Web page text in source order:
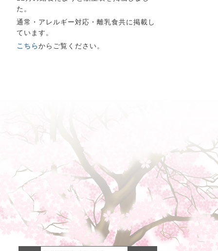
た。
通常・アレルギー対応・離乳食共に掲載し
ています。
こちらからご覧ください。